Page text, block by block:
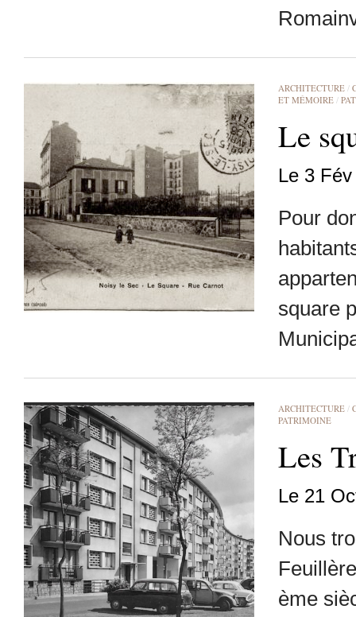
ARCHITECTURE /
ET MÉMOIRE /
Le
Le 3
Pour
square
ARCHITECTURE /
PATRIMOINE
Les
Le 21
Nous
ème